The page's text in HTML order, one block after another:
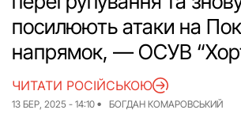
Інструкції
ЖКГ
Історія
Інтерв’ю
посилюють атаки на
напрямок, — ОСУВ
13 БЕР, 2025 - 14:10 БОГДАН КОМАРОВСЬКИЙ
ЧИТАТИ РОСІЙСЬКОЮ